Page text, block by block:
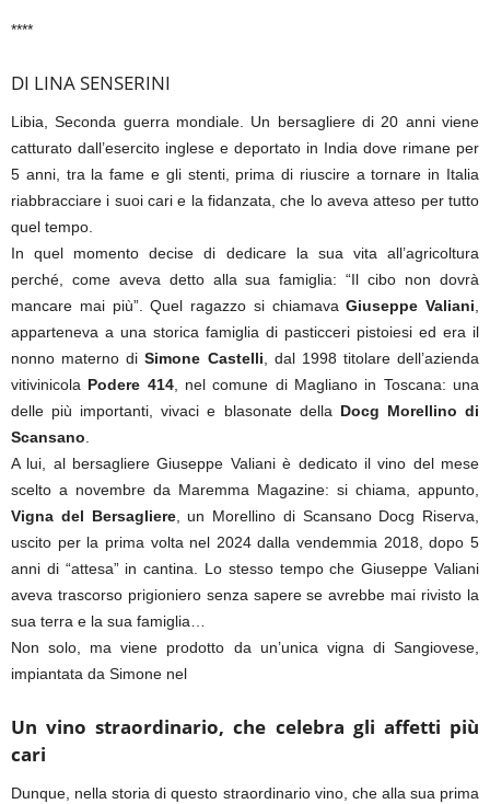
****
DI LINA SENSERINI
Libia, Seconda guerra mondiale. Un bersagliere di 20 anni viene
catturato dall’esercito inglese e deportato in India dove rimane per
5 anni, tra la fame e gli stenti, prima di riuscire a tornare in Italia
riabbracciare i suoi cari e la fidanzata, che lo aveva atteso per tutto
quel tempo.
In quel momento decise di dedicare la sua vita all’agricoltura
perché, come aveva detto alla sua famiglia: “Il cibo non dovrà
mancare mai più”. Quel ragazzo si chiamavaGiuseppe Valiani
apparteneva a una storica famiglia di pasticceri pistoiesi ed era il
nonno materno diSimone Castelli , dal 1998 titolare dell’azienda
vitivinicola Podere 414, nel comune di Magliano in Toscana: una
delle più importanti, vivaci e blasonate della Docg Morellino di
Scansano
A lui, al bersagliere Giuseppe Valiani è dedicato il vino del mese
scelto a novembre da Maremma Magazine: si chiama, appunto,
Vigna del Bersagliere, un Morellino di Scansano Docg Riserva,
uscito per la prima volta nel 2024 dalla vendemmia 2018, dopo 5
anni di “attesa” in cantina. Lo stesso tempo che Giuseppe Valiani
aveva trascorso prigioniero senza sapere se avrebbe mai rivisto la
sua terra e la sua famiglia…
Non solo, ma viene prodotto da un’unica vigna di Sangiovese,
impiantata da Simone nel
Un vino straordinario, che celebra gli affetti più
cari
Dunque, nella storia di questo straordinario vino, che alla sua prima